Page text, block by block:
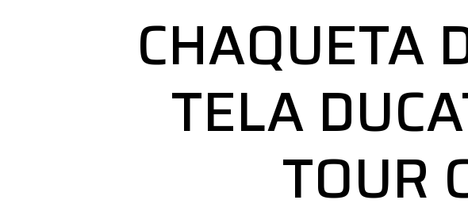
CHAQUETA
TELA
TOUR